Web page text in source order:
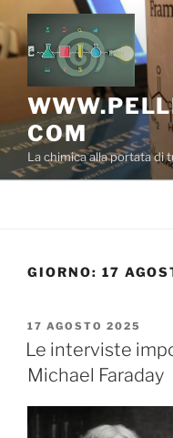
Salta
al
contenuto
COM
La chimica alla portata di
GIORNO: 17
PUBBLICATO
IL
17 AGOSTO 2025
Le interviste
Michael Faraday